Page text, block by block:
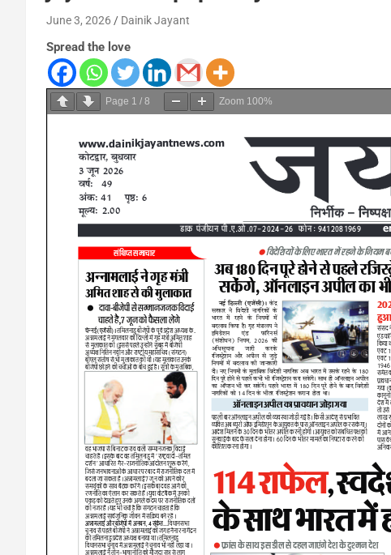
June 3, 2026 Dainik Jayant
Spread the love
Page 1 / 8 Zoom 100%